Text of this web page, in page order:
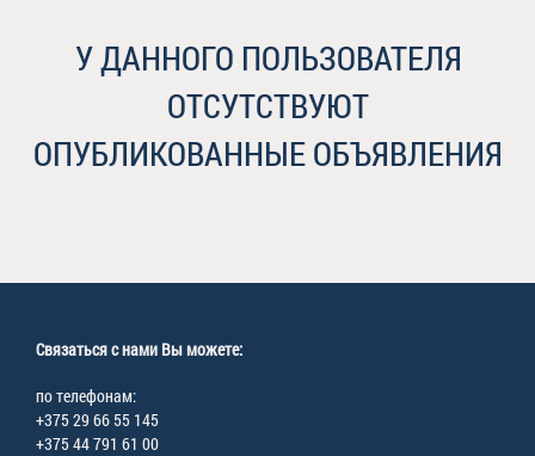
У ДАННОГО ПОЛЬЗОВАТЕЛЯ
ОТСУТСТВУЮТ
ОПУБЛИКОВАННЫЕ ОБЪЯВЛЕНИЯ
Связаться с нами Вы можете:
по телефонам:
+375 29 66 55 145
+375 44 791 61 00